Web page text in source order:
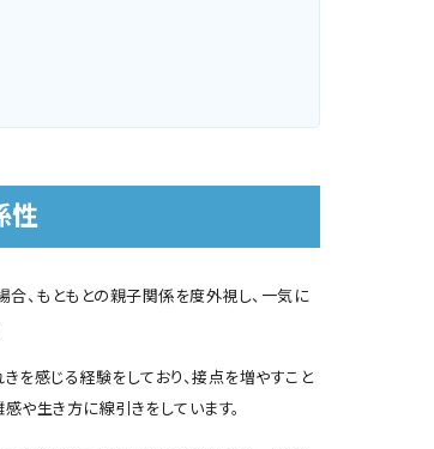
性
合、もともとの親子関係を度外視し、一気に
を感じる経験をしており、接点を増やすこと
や生き方に線引きをしています。